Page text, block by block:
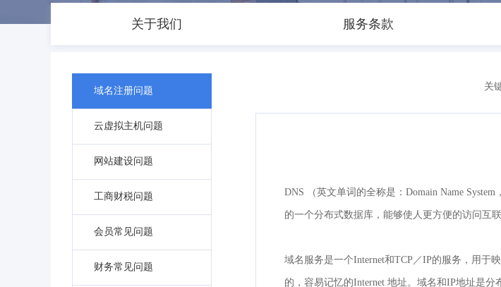
关于我们 服务条款
域名注册问题
云虚拟主机问题
网站建设问题
工商财税问题
会员常见问题
财务常见问题
关
DNS （英文单词的全称是：Domain Name
的一个分布式数据库，能够使人更方便的访问互
域名服务是一个Internet和TCP／IP的服务，用于
的，容易记忆的Internet 地址。域名和IP地址是